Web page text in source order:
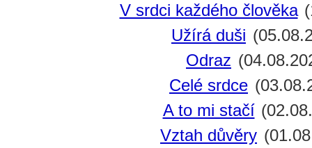
V srdci každého člověka
Užírá duši
Odraz
Celé srdce
A to mi stačí
Vztah důvěry